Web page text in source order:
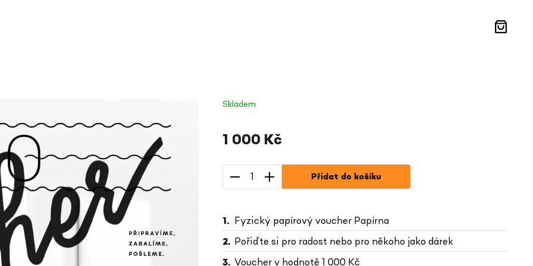
1 000 Kč
cena:
Skladem
Přidat do košíku
Fyzický papírový voucher Papírna
Pořiďte si pro radost nebo pro někoho jako dárek
Voucher v hodnotě 1 000 Kč